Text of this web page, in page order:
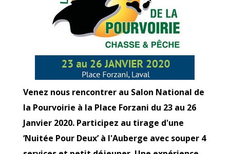
Venez nous rencontrer au Salon National de
la Pourvoirie à la Place Forzani du 23 au 26
Janvier 2020. Participez au tirage d'une
‘Nuitée Pour Deux’ à l'Auberge avec souper 4